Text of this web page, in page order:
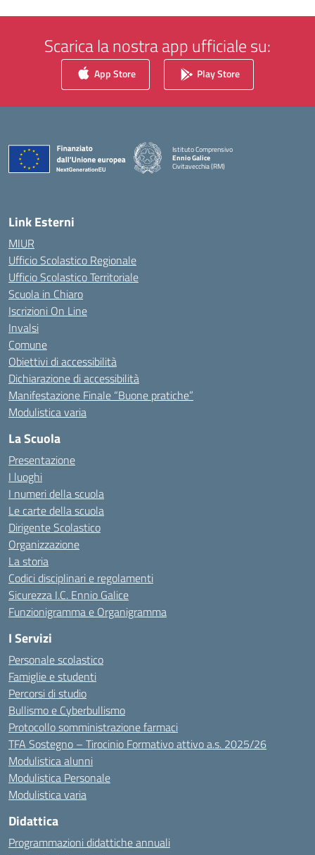
Scarica la nostra app ufficiale su:
App Store Play Store
Istituto Comprensivo
Ennio Galice
Civitavecchia (RM)
Link Esterni
MIUR
Ufficio Scolastico Regionale
Ufficio Scolastico Territoriale
Scuola in Chiaro
Iscrizioni On Line
Invalsi
Comune
Obiettivi di accessibilità
Dichiarazione di accessibilità
Manifestazione Finale “Buone pratiche”
Modulistica varia
La Scuola
Presentazione
I luoghi
I numeri della scuola
Le carte della scuola
Dirigente Scolastico
Organizzazione
La storia
Codici disciplinari e regolamenti
Sicurezza I.C. Ennio Galice
Funzionigramma e Organigramma
I Servizi
Personale scolastico
Famiglie e studenti
Percorsi di studio
Bullismo e Cyberbullismo
Protocollo somministrazione farmaci
TFA Sostegno – Tirocinio Formativo attivo a.s. 2025/26
Modulistica alunni
Modulistica Personale
Modulistica varia
Didattica
Programmazioni didattiche annuali